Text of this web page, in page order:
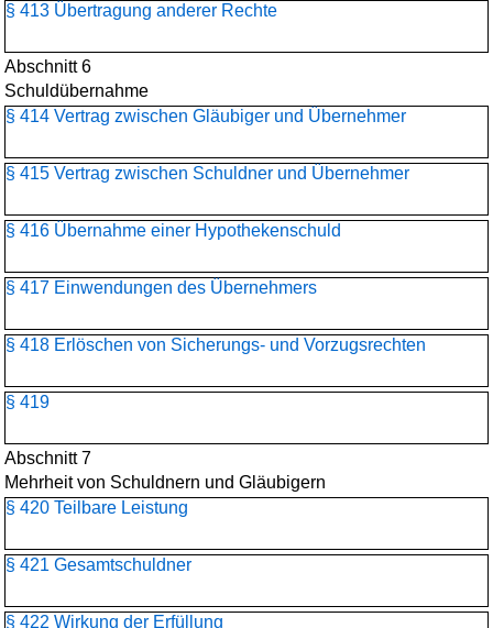
§ 413 Übertragung anderer Rechte
Abschnitt 6
Schuldübernahme
§ 414 Vertrag zwischen Gläubiger und Übernehmer
§ 415 Vertrag zwischen Schuldner und Übernehmer
§ 416 Übernahme einer Hypothekenschuld
§ 417 Einwendungen des Übernehmers
§ 418 Erlöschen von Sicherungs- und Vorzugsrechten
§ 419
Abschnitt 7
Mehrheit von Schuldnern und Gläubigern
§ 420 Teilbare Leistung
§ 421 Gesamtschuldner
§ 422 Wirkung der Erfüllung